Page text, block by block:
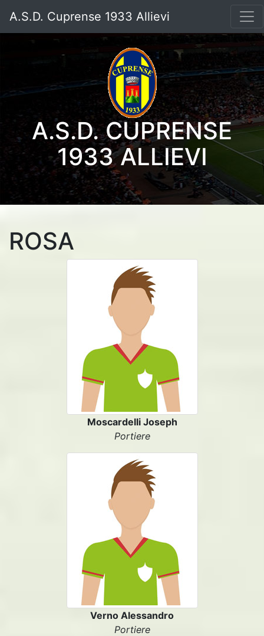
A.S.D. Cuprense 1933 Allievi
A.S.D. CUPRENSE
1933 ALLIEVI
ROSA
Moscardelli Joseph
Portiere
Verno Alessandro
Portiere